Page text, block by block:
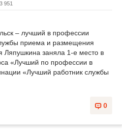
3 951
– лучший в профессии
приема и размещения
Ляпушкина заняла 1-е место в
«Лучший по профессии в
«Лучший работник службы
0